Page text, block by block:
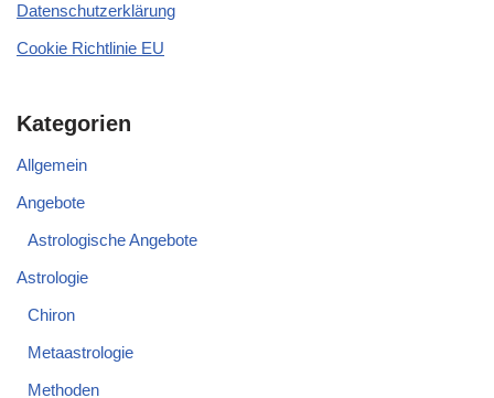
Datenschutzerklärung
Cookie Richtlinie EU
Kategorien
Allgemein
Angebote
Astrologische Angebote
Astrologie
Chiron
Metaastrologie
Methoden